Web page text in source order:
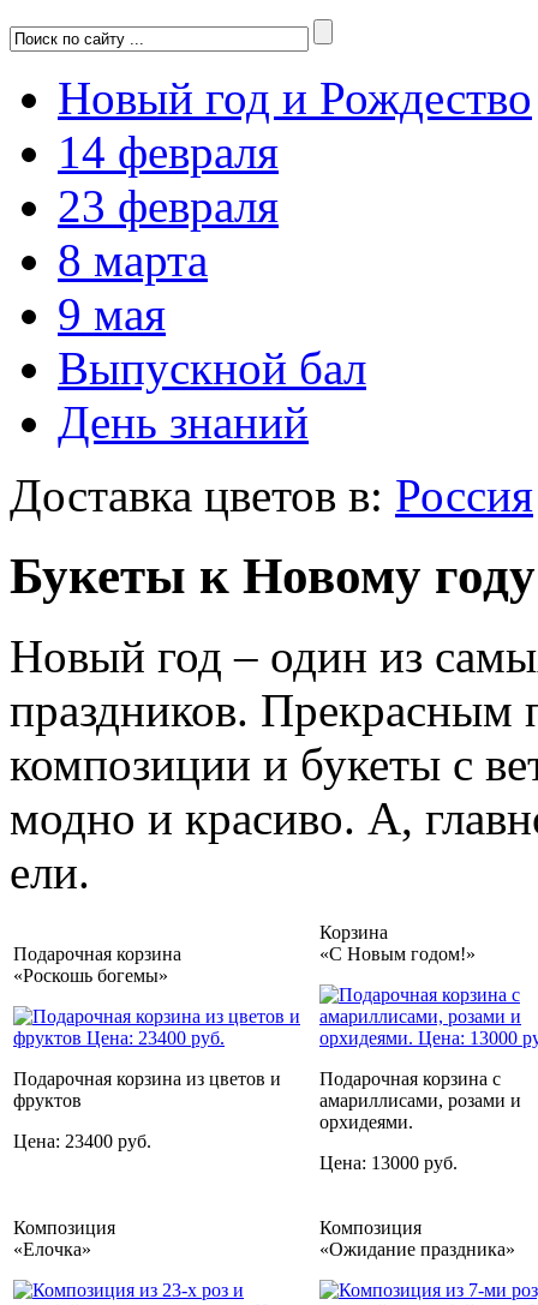
Новый год и Рождество
14 февраля
23 февраля
8 марта
9 мая
Выпускной бал
День знаний
Доставка цветов в: Россия
Букеты к Новому
Новый год – один из
праздников. Прекрасным
композиции и букеты с
модно и красиво. А,
ели.
Подарочная корзина
«Роскошь богемы»
Подарочная корзина из цветов и
фруктов
Цена: 23400 руб.
Корзина
«С Новым годом!»
Подарочная корзина с
амариллисами, розами и
орхидеями.
Цена: 13000 руб.
Композиция
«Елочка»
Композиция
«Ожидание праздника»